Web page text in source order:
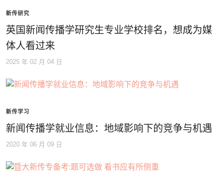
新传研究
英国新闻传播学研究生专业学校排名，想成为媒
体人看过来
2025 年 02 月 04 日
新传学习
新闻传播学就业信息：地域影响下的竞争与机遇
2020 年 06 月 09 日